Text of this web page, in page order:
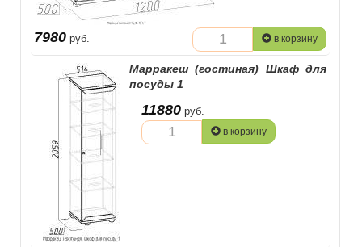
7980 руб. в корзину
Марракеш (гостиная) Шкаф для
посуды 1
11880 руб.
в корзину